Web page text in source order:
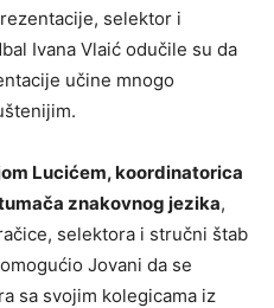
selektor i
Ivana Vlaić odučile su da
učine mnogo
Lucićem, koordinatorica
znakovnog jezika,
selektora i stručni štab
Jovani da se
sa svojim kolegicama iz